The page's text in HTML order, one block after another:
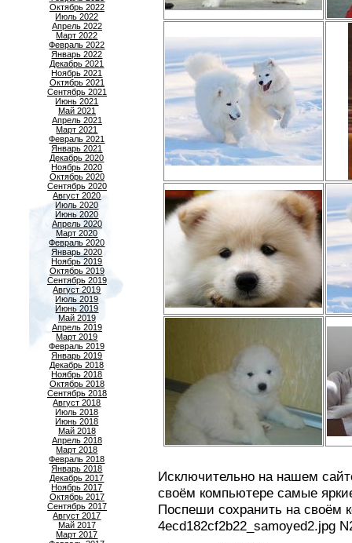
Октябрь 2022
Июль 2022
Апрель 2022
Март 2022
Февраль 2022
Январь 2022
Декабрь 2021
Ноябрь 2021
Октябрь 2021
Сентябрь 2021
Июнь 2021
Май 2021
Апрель 2021
Март 2021
Февраль 2021
Январь 2021
Декабрь 2020
Ноябрь 2020
Октябрь 2020
Сентябрь 2020
Август 2020
Июль 2020
Июнь 2020
Апрель 2020
Март 2020
Февраль 2020
Январь 2020
Ноябрь 2019
Октябрь 2019
Сентябрь 2019
Август 2019
Июль 2019
Июнь 2019
Май 2019
Апрель 2019
Март 2019
Февраль 2019
Январь 2019
Декабрь 2018
Ноябрь 2018
Октябрь 2018
Сентябрь 2018
Август 2018
Июль 2018
Июнь 2018
Май 2018
Апрель 2018
Март 2018
Февраль 2018
Январь 2018
Декабрь 2017
Ноябрь 2017
Октябрь 2017
Сентябрь 2017
Август 2017
Май 2017
Март 2017
Исключительно на нашем
своём компьютере самые
Поспеши сохранить на своём
4ecd182cf2b22_samoyed2.jpg